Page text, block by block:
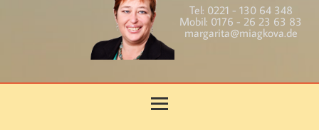
Tel: 0221 - 130 64 348
Mobil: 0176 - 26 23 63 83
margarita@miagkova.de